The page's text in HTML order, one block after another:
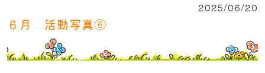
2025/06/20
６月 活動写真⑥